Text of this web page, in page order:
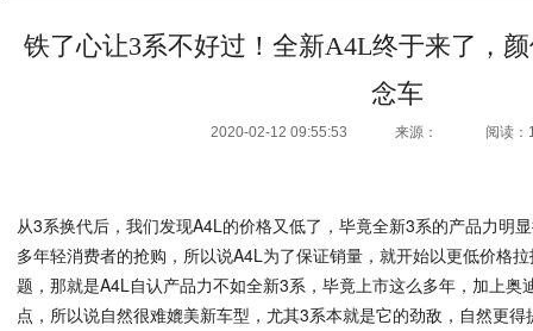
铁了心让3系不好过！全新A4L终于来了，
念车
2020-02-12 09:55:53 来源： 阅读：
从3系换代后，我们发现A4L的价格又低了，毕竟全新3系的产品力明
多年轻消费者的抢购，所以说A4L为了保证销量，就开始以更低价格
题，那就是A4L自认产品力不如全新3系，毕竟上市这么多年，加上奥
点，所以说自然很难媲美新车型，尤其3系本就是它的劲敌，自然更